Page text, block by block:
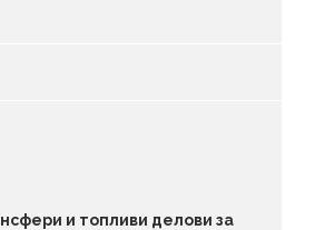
и топливи делови за